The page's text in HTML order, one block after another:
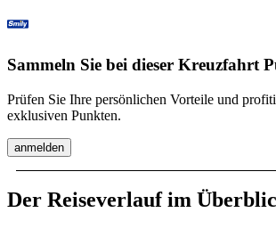
Sammeln Sie bei dieser Kreuzfahrt
Prüfen Sie Ihre persönlichen Vorteile und
exklusiven Punkten.
anmelden
Der Reiseverlauf im